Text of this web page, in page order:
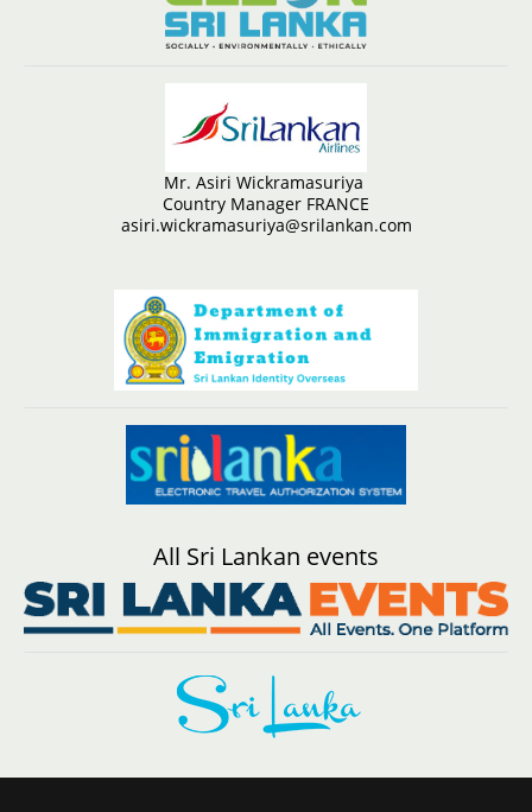
Mr. Asiri Wickramasuriya
Country Manager FRANCE
asiri.wickramasuriya@srilankan.com
All Sri Lankan events